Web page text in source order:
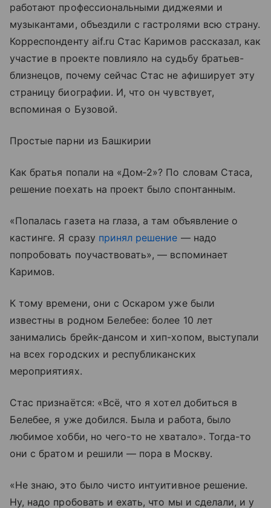
работают профессиональными диджеями и
музыкантами, объездили с гастролями всю страну.
Корреспонденту aif.ru Стас Каримов рассказал, как
участие в проекте повлияло на судьбу братьев-
близнецов, почему сейчас Стас не афиширует эту
страницу биографии. И, что он чувствует,
вспоминая о Бузовой.
Простые парни из Башкирии
Как братья попали на «Дом‑2»? По словам Стаса,
решение поехать на проект было спонтанным.
«Попалась газета на глаза, а там объявление о
кастинге. Я сразу принял решение — надо
попробовать поучаствовать», — вспоминает
Каримов.
К тому времени, они с Оскаром уже были
известны в родном Белебее: более 10 лет
занимались брейк-дансом и хип-хопом, выступали
на всех городских и республиканских
мероприятиях.
Стас признаётся: «Всё, что я хотел добиться в
Белебее, я уже добился. Была и работа, было
любимое хобби, но чего-то не хватало». Тогда-то
они с братом и решили — пора в Москву.
«Не знаю, это было чисто интуитивное решение.
Ну, надо пробовать и ехать, что мы и сделали, и у